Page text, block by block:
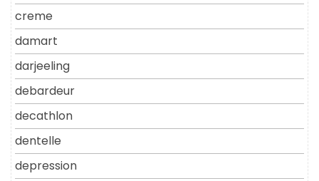
creme
damart
darjeeling
debardeur
decathlon
dentelle
depression